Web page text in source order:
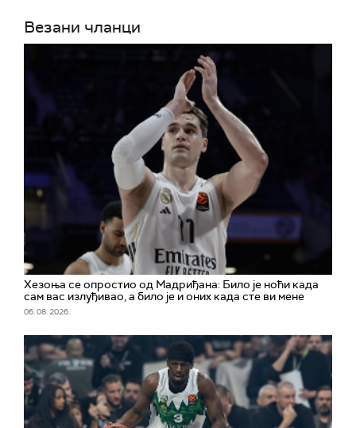
Везани чланци
Хезоња се опростио од Мадриђана: Било је ноћи када
сам вас излуђивао, а било је и оних када сте ви мене
06. 08. 2026.